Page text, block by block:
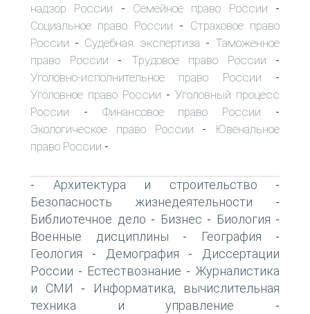
надзор России - Семейное право России -
Социальное право России - Страховое право
России - Судебная экспертиза - Таможенное
право России - Трудовое право России -
Уголовно-исполнительное право России -
Уголовное право России - Уголовный процесс
России - Финансовое право России -
Экологическое право России -
Ювенальное
право России -
- Архитектура и строительство -
Безопасность жизнедеятельности -
Библиотечное дело - Бизнес - Биология -
Военные дисциплины - География -
Геология - Демография -
Диссертации
России - Естествознание - Журналистика
и СМИ -
Информатика, вычислительная
техника и управление -